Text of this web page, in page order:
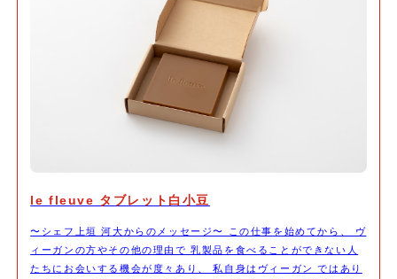
le fleuve タブレット白小豆
〜シェフ上垣 河大からのメッセージ〜 この仕事を始めてから、 ヴ
ィーガンの方やその他の理由で 乳製品を食べることができない人
たちにお会いする機会が度々あり、 私自身はヴィーガン ではあり